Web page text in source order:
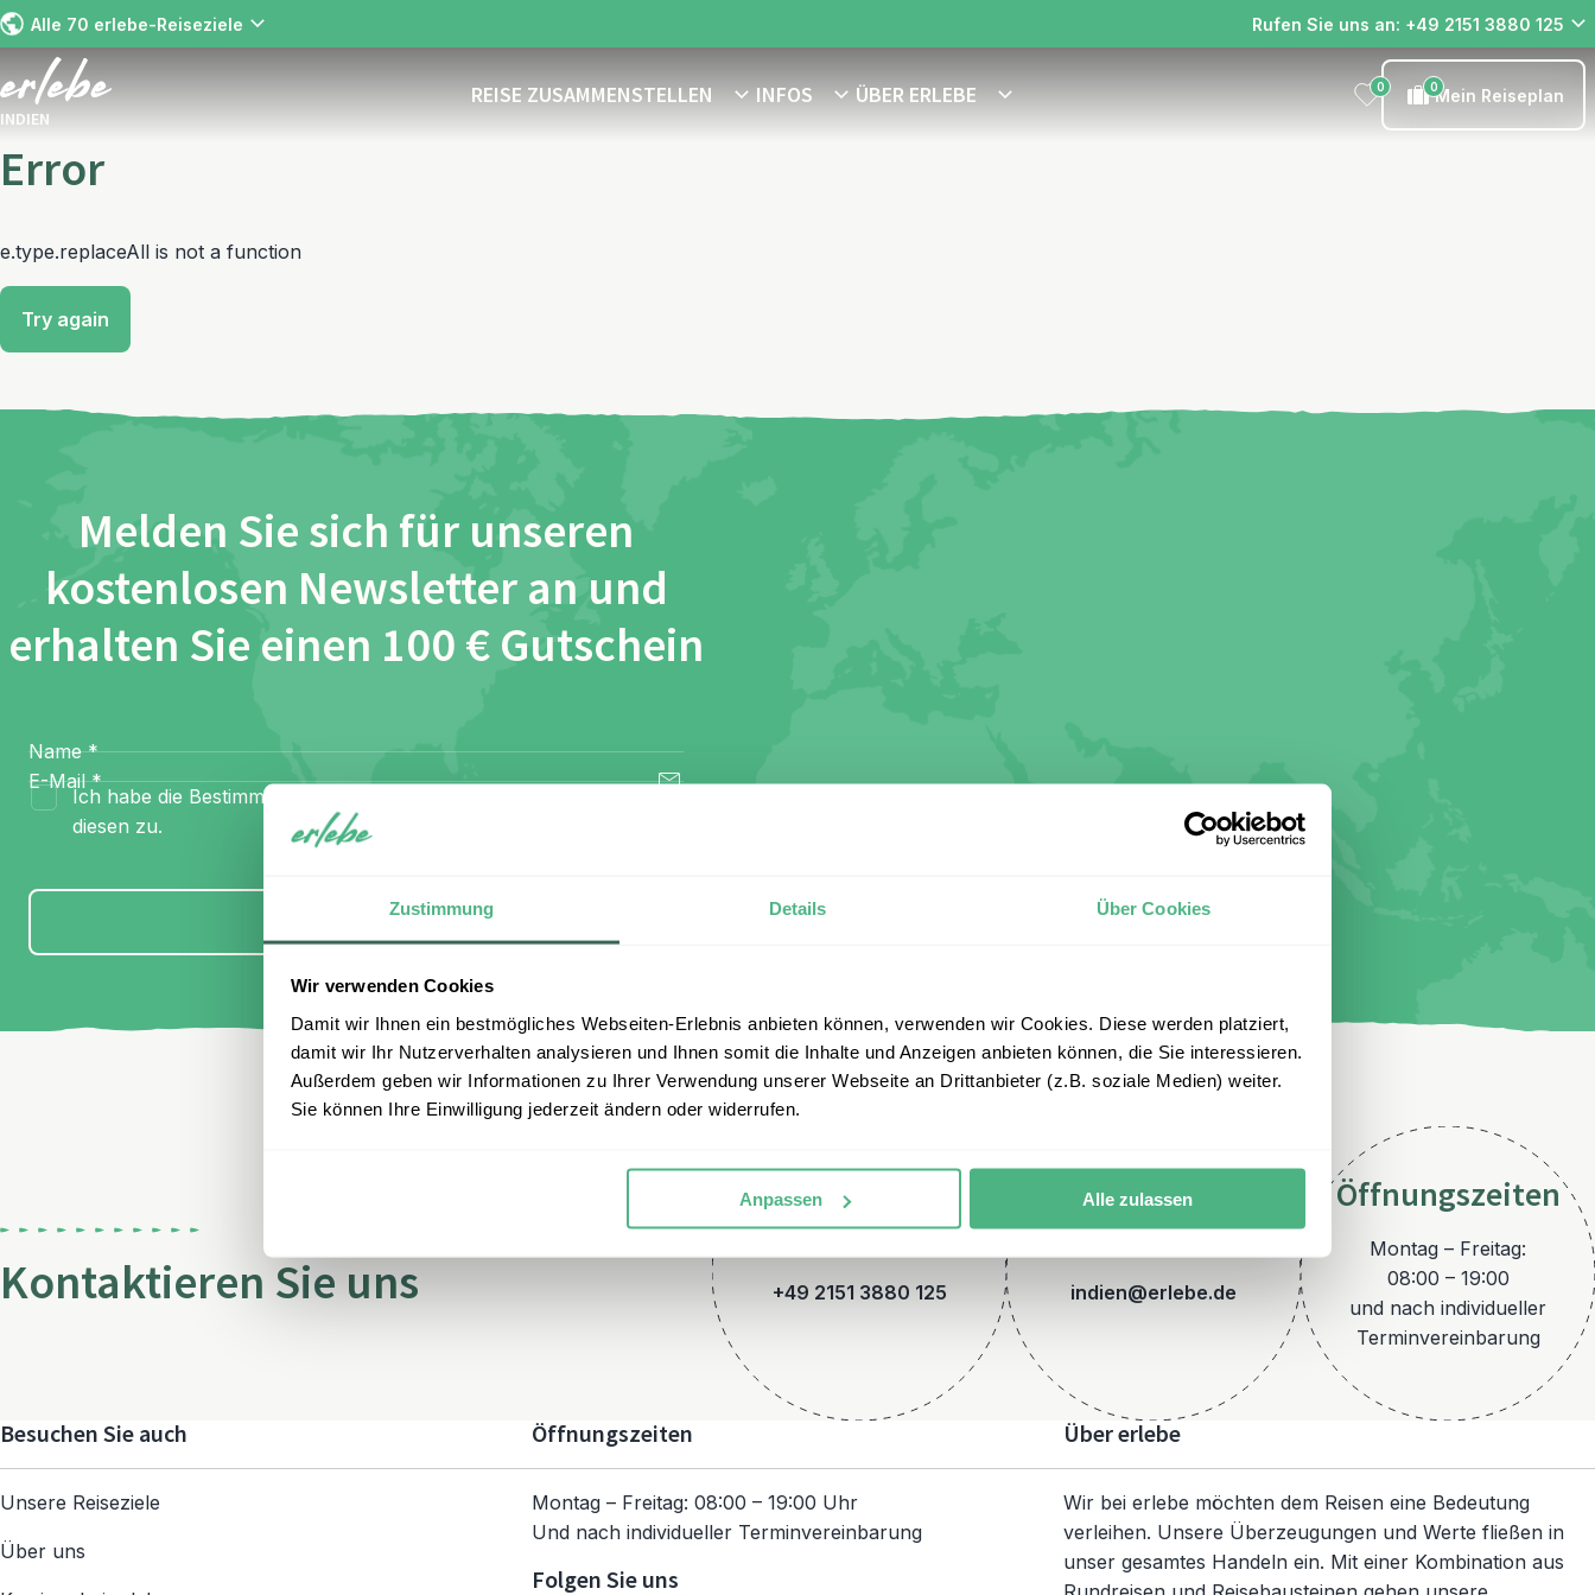
Zustimmung Details Über Cookies
Wir verwenden Cookies
Damit wir Ihnen ein bestmögliches Webseiten-Erlebnis anbieten können, verwenden wir Cookies. Diese werden platziert,
damit wir Ihr Nutzerverhalten analysieren und Ihnen somit die Inhalte und Anzeigen anbieten können, die Sie interessieren.
Außerdem geben wir Informationen zu Ihrer Verwendung unserer Webseite an Drittanbieter (z.B. soziale Medien) weiter.
Sie können Ihre Einwilligung jederzeit ändern oder widerrufen.
Anpassen Alle zulassen
Alle 70 erlebe-Reiseziele Rufen Sie uns an: +49 2151 3880 125
INDIEN
REISE ZUSAMMENSTELLEN INFOS ÜBER ERLEBE 0 0Mein Reiseplan
Error
e.type.replaceAll is not a function
Try again
Melden Sie sich für unseren
kostenlosen Newsletter an und
erhalten Sie einen 100 € Gutschein
Name *
E-Mail *
Ich habe die Bestimmungen zum
diesen zu.
Anmelden
Kontaktieren Sie uns
Telefon
+49 2151 3880 125
E-Mail
indien@erlebe.de
Öffnungszeiten
Montag – Freitag:
08:00 – 19:00
und nach individueller
Terminvereinbarung
Besuchen Sie auch
Unsere Reiseziele
Über uns
Öffnungszeiten
Montag – Freitag: 08:00 – 19:00 Uhr
Und nach individueller Terminvereinbarung
Folgen Sie uns
Über erlebe
Wir bei erlebe möchten dem Reisen eine Bedeutung
verleihen. Unsere Überzeugungen und Werte fließen in
unser gesamtes Handeln ein. Mit einer Kombination aus